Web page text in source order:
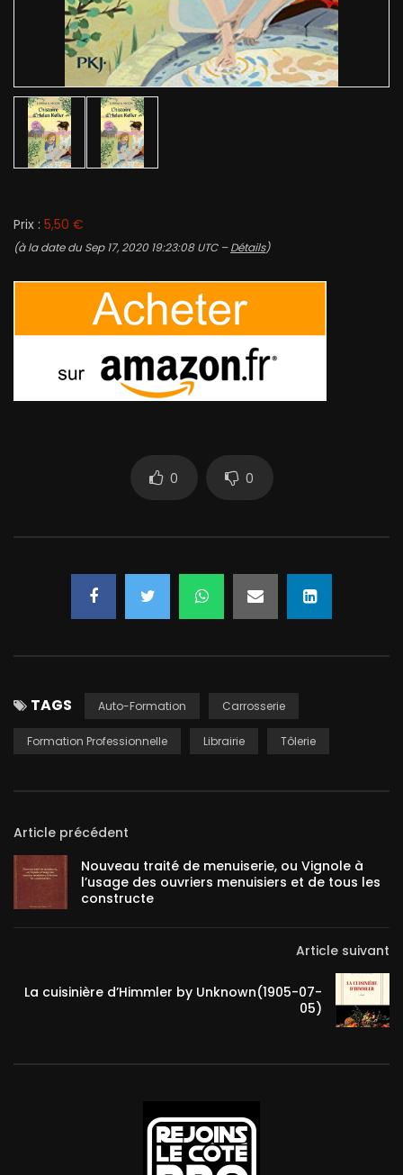
Prix : 5,50 €
(à la date du Sep 17, 2020 19:23:08 UTC –Détails)
0 0
TAGS Auto-Formation Carrosserie
Formation Professionnelle Librairie Tôlerie
Article précédent
Nouveau traité de menuiserie, ou Vignole à
l’usage des ouvriers menuisiers et de tous les
constructe
Article suivant
La cuisinière d’Himmler by Unknown(1905-07-
05)